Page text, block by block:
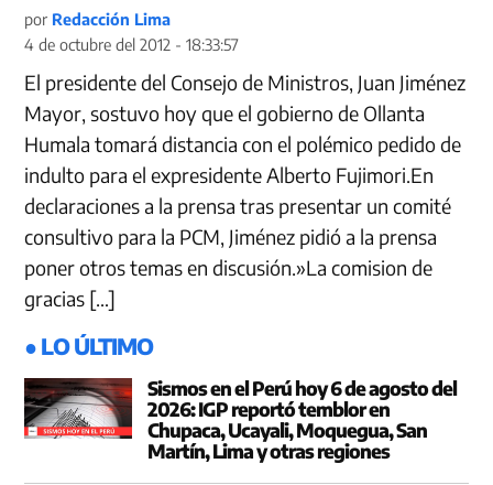
por Redacción Lima
4 de octubre del 2012 - 18:33:57
El presidente del Consejo de Ministros, Juan Jiménez
Mayor, sostuvo hoy que el gobierno de Ollanta
Humala tomará distancia con el polémico pedido de
indulto para el expresidente Alberto Fujimori.En
declaraciones a la prensa tras presentar un comité
consultivo para la PCM, Jiménez pidió a la prensa
poner otros temas en discusión.»La comision de
gracias […]
● LO ÚLTIMO
Sismos en el Perú hoy 6 de agosto del
2026: IGP reportó temblor en
Chupaca, Ucayali, Moquegua, San
Martín, Lima y otras regiones